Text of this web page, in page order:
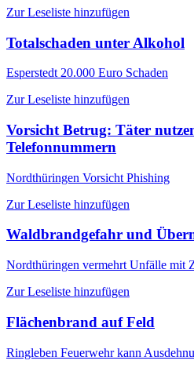
Zur Leseliste hinzufügen
Totalschaden unter Alkohol
Esperstedt 20.000 Euro Schaden
Zur Leseliste hinzufügen
Vorsicht Betrug: Täter
Telefonnummern
Nordthüringen Vorsicht Phishing
Zur Leseliste hinzufügen
Waldbrandgefahr und
Nordthüringen vermehrt Unfälle mit
Zur Leseliste hinzufügen
Flächenbrand auf Feld
Ringleben Feuerwehr kann